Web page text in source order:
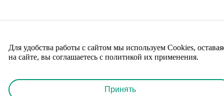
Для удобства работы с сайтом мы используем Cookies,
на сайте, вы соглашаетесь с политикой их применения.
Принять